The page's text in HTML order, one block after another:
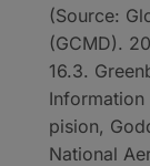
(Source:
(GCMD).
16.3.
Information
pision,
National